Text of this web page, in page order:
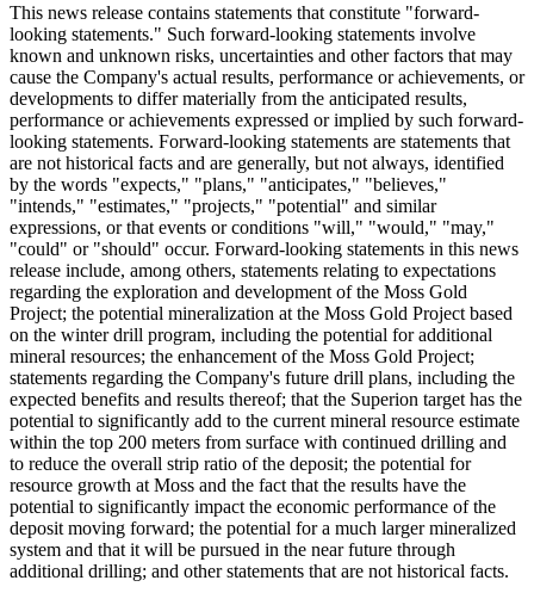
This news release contains statements that constitute "forward-
looking statements." Such forward-looking statements involve
known and unknown risks, uncertainties and other factors that may
cause the Company's actual results, performance or achievements, or
developments to differ materially from the anticipated results,
performance or achievements expressed or implied by such forward-
looking statements. Forward-looking statements are statements that
are not historical facts and are generally, but not always, identified
by the words "expects," "plans," "anticipates," "believes,"
"intends," "estimates," "projects," "potential" and similar
expressions, or that events or conditions "will," "would," "may,"
"could" or "should" occur. Forward-looking statements in this news
release include, among others, statements relating to expectations
regarding the exploration and development of the Moss Gold
Project; the potential mineralization at the Moss Gold Project based
on the winter drill program, including the potential for additional
mineral resources; the enhancement of the Moss Gold Project;
statements regarding the Company's future drill plans, including the
expected benefits and results thereof; that the Superion target has the
potential to significantly add to the current mineral resource estimate
within the top 200 meters from surface with continued drilling and
to reduce the overall strip ratio of the deposit; the potential for
resource growth at Moss and the fact that the results have the
potential to significantly impact the economic performance of the
deposit moving forward; the potential for a much larger mineralized
system and that it will be pursued in the near future through
additional drilling; and other statements that are not historical facts.